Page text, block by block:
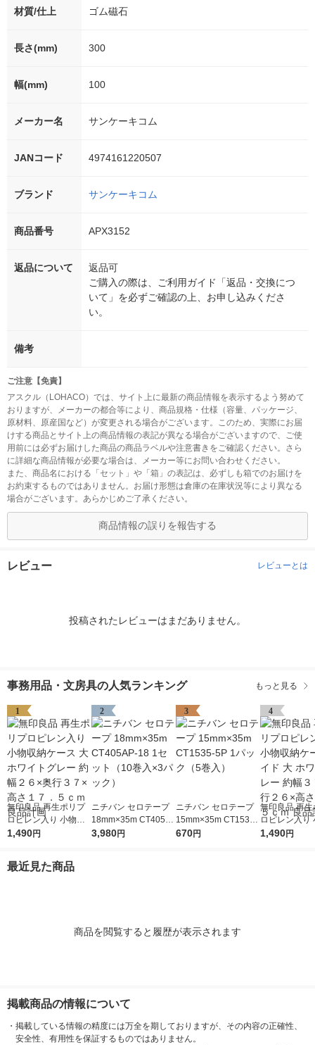
材質/仕上 ゴム磁石
長さ(mm) 300
幅(mm) 100
メーカー名 サンケーキコム
JANコード 4974161220507
ブランド サンケーキコム
商品番号 APX3152
返品について
返品可
ご購入の際は、ご利用ガイド「返品・交換につ
いて」を必ずご確認の上、お申し込みくださ
い。
備考
ご注意【免責】
アスクル（LOHACO）では、サイト上に最新の商品情報を表示するよう努めて
おりますが、メーカーの都合等により、商品規格・仕様（容量、パッケージ、
原材料、原産国など）が変更される場合がございます。このため、実際にお届
けする商品とサイト上の商品情報の表記が異なる場合がございますので、ご使
用前には必ずお届けした商品の商品ラベルや注意書きをご確認ください。さら
に詳細な商品情報が必要な場合は、メーカー等にお問い合わせください。
また、商品名における「セット」や「箱」の表記は、必ずしも箱でのお届けを
お約束するものではありません。お届け形態は倉庫の在庫状況等により異なる
場合がございます。あらかじめご了承ください。
商品情報の誤りを報告する
レビュー レビューとは
投稿されたレビューはまだありません。
事務用品・文房具の人気ランキング もっと見る
1
無印良品 再生ポリプ
ロピレン入り 小物収
納ケース 大 ホワイト
ｍ 良品計画
1,490円
2
ニチバン セロテープ
18mm×35m CT405A
P-18 1セット（10巻
3,980円
3
ニチバン セロテープ
15mm×35m CT1535-
5P 1パック（5巻入）
670円
4
無印良品 再生
ロピレン入り
納ケース ワイ
1,490円
最近見た商品
商品を閲覧すると履歴が表示されます
掲載商品の情報について
・ 掲載している情報の精度には万全を期しておりますが、その内容の正確性、
安全性、有用性を保証するものではありません。